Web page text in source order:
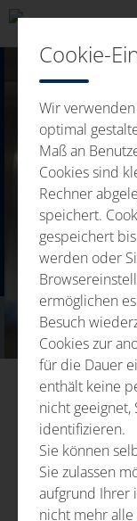
Vstupná
Balenie/
Čistenie
Cookie-
Wir
optimal
Maß an
Cookies sind
Rechner
speichert.
gespeichert
werden oder
ermöglichen
Besuch
Cookies zur
für die Dauer
enthält keine
nicht geeignet,
identifizieren.
Sie können
Sie zulassen
aufgrund Ihrer
nicht mehr